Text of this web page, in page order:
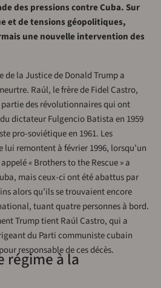
des pressions contre Cuba. Sur
et de tensions géopolitiques,
une nouvelle intervention des
de la Justice de Donald Trump a
Raúl, le frère de Fidel Castro,
des révolutionnaires qui ont
dictateur Fulgencio Batista en 1959
pro-soviétique en 1961. Les
remontent à février 1996, lorsqu’un
« Brothers to the Rescue » a
mais ceux-ci ont été abattus par
alors qu’ils se trouvaient encore
tuant quatre personnes à bord.
Trump tient Raúl Castro, qui a
du Parti communiste cubain
responsable de ces décès.
régime à la